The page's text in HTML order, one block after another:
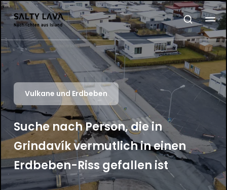
Vulkane und Erdbeben
Suche nach Person, die in
Grindavík vermutlich in einen
Erdbeben-Riss gefallen ist